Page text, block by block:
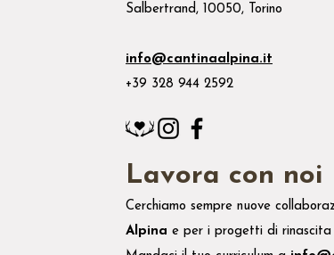
Salbertrand, 10050, Torino
info@cantinaalpina.it
+39 328 944 2592
Lavora con noi
Cerchiamo sempre nuove
Alpina e per i progetti di rinascita